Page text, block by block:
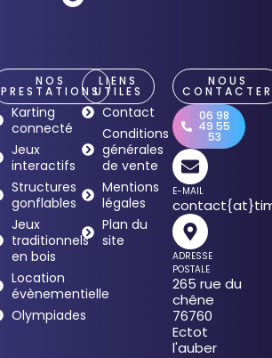
NOS
PRESTATIONS
Karting
connecté
Jeux
interactifs
Structures
gonflables
Jeux
traditionnels
en bois
Location
évènementielle
Olympiades
LIENS
UTILES
Contact
Conditions
générales
de vente
Mentions
légales
Plan du
site
NOUS
CONTACTER
06 98
49 55
53
E-MAIL
ADRESSE
POSTALE
265 rue du
chêne
76760
Ectot
l'auber